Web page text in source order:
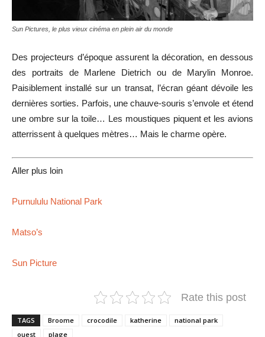
Sun Pictures, le plus vieux cinéma en plein air du monde
Des projecteurs d’époque assurent la décoration, en dessous
des portraits de Marlene Dietrich ou de Marylin Monroe.
Paisiblement installé sur un transat, l’écran géant dévoile les
dernières sorties. Parfois, une chauve-souris s’envole et étend
une ombre sur la toile… Les moustiques piquent et les avions
atterrissent à quelques mètres… Mais le charme opère.
Aller plus loin
Purnululu National Park
Matso’s
Sun Picture
Rate this post
TAGS Broome crocodile katherine
national park
ouest
plage